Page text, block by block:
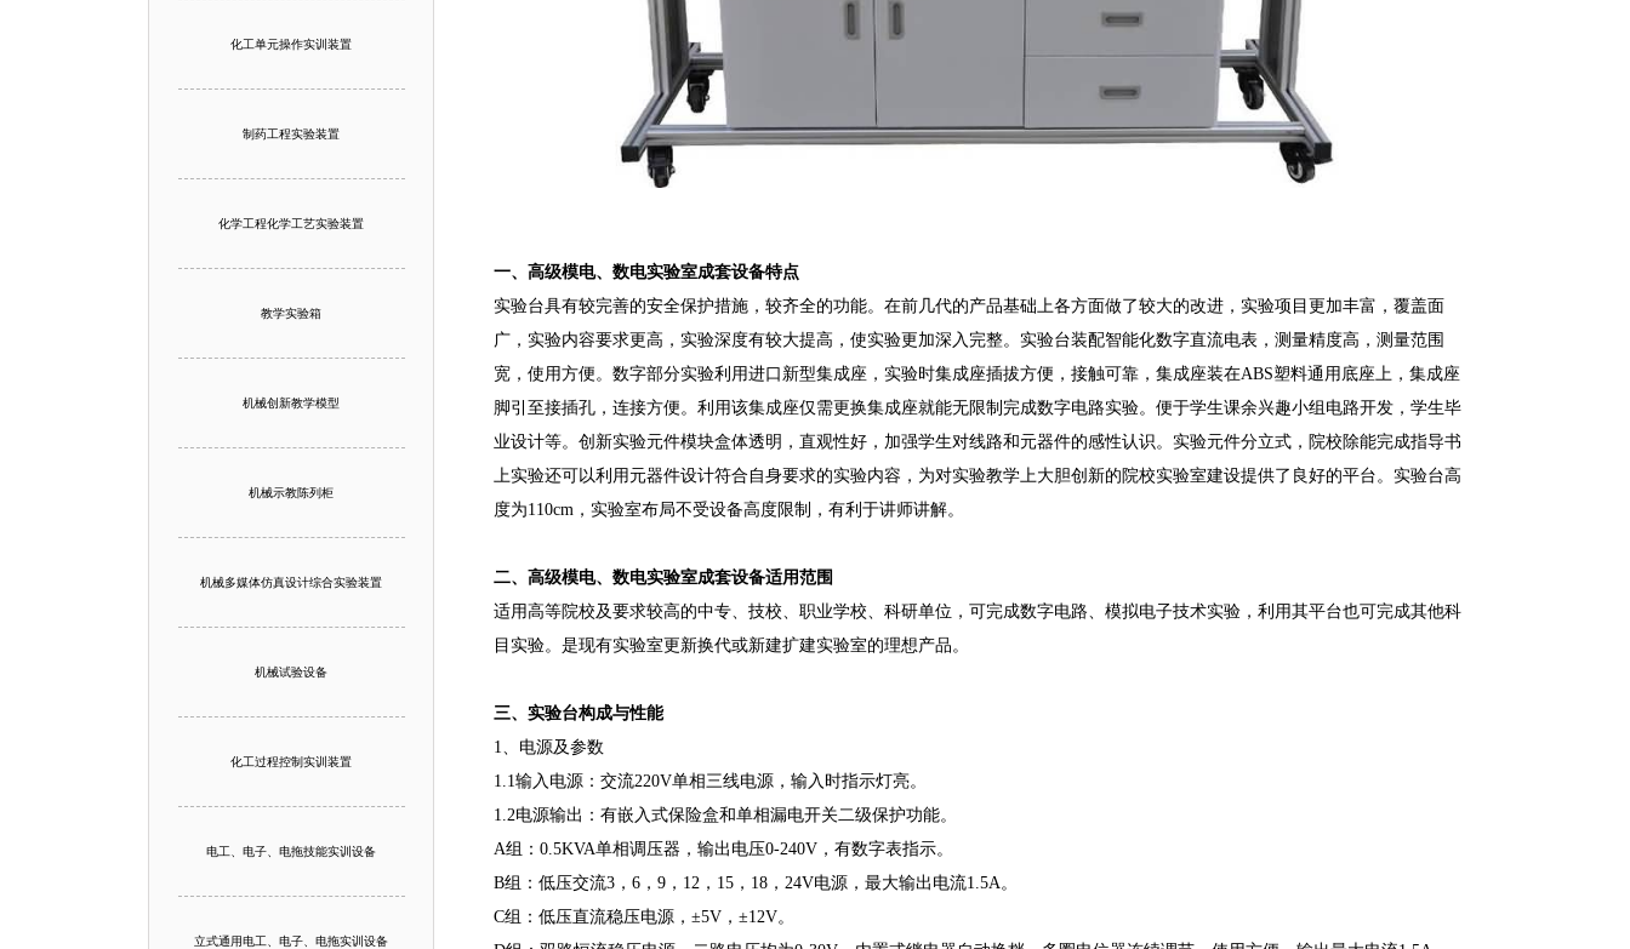
化工单元操作实训装置
制药工程实验装置
化学工程化学工艺实验装置
教学实验箱
机械创新教学模型
机械示教陈列柜
机械多媒体仿真设计综合实验装置
机械试验设备
化工过程控制实训装置
电工、电子、电拖技能实训设备
立式通用电工、电子、电拖实训设备
一、高级模电、数电实验室成套设备特点
实验台具有较完善的安全保护措施，较齐全的功能。在前几代的产品基础上各方面做了较大的改进，实验项目更加丰富，覆盖面
广，实验内容要求更高，实验深度有较大提高，使实验更加深入完整。实验台装配智能化数字直流电表，测量精度高，测量范围
宽，使用方便。数字部分实验利用进口新型集成座，实验时集成座插拔方便，接触可靠，集成座装在ABS塑料通用底座上，集成座
脚引至接插孔，连接方便。利用该集成座仅需更换集成座就能无限制完成数字电路实验。便于学生课余兴趣小组电路开发，学生毕
业设计等。创新实验元件模块盒体透明，直观性好，加强学生对线路和元器件的感性认识。实验元件分立式，院校除能完成指导书
上实验还可以利用元器件设计符合自身要求的实验内容，为对实验教学上大胆创新的院校实验室建设提供了良好的平台。实验台高
度为110cm，实验室布局不受设备高度限制，有利于讲师讲解。
二、高级模电、数电实验室成套设备适用范围
适用高等院校及要求较高的中专、技校、职业学校、科研单位，可完成数字电路、模拟电子技术实验，利用其平台也可完成其他科
目实验。是现有实验室更新换代或新建扩建实验室的理想产品。
三、实验台构成与性能
1、电源及参数
1.1输入电源：交流220V单相三线电源，输入时指示灯亮。
1.2电源输出：有嵌入式保险盒和单相漏电开关二级保护功能。
A组：0.5KVA单相调压器，输出电压0-240V，有数字表指示。
B组：低压交流3，6，9，12，15，18，24V电源，最大输出电流1.5A。
C组：低压直流稳压电源，±5V，±12V。